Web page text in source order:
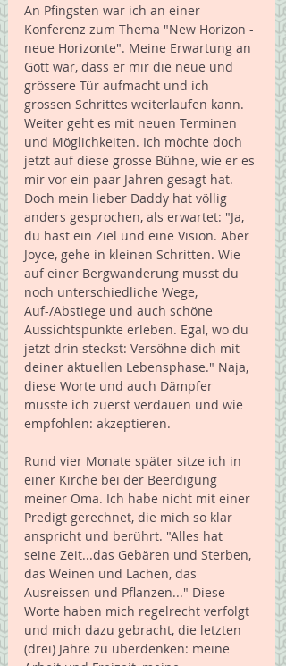
An Pfingsten war ich an einer
Konferenz zum Thema "New Horizon -
neue Horizonte". Meine Erwartung an
Gott war, dass er mir die neue und
grössere Tür aufmacht und ich
grossen Schrittes weiterlaufen kann.
Weiter geht es mit neuen Terminen
und Möglichkeiten. Ich möchte doch
jetzt auf diese grosse Bühne, wie er es
mir vor ein paar Jahren gesagt hat.
Doch mein lieber Daddy hat völlig
anders gesprochen, als erwartet: "Ja,
du hast ein Ziel und eine Vision. Aber
Joyce, gehe in kleinen Schritten. Wie
auf einer Bergwanderung musst du
noch unterschiedliche Wege,
Auf-/Abstiege und auch schöne
Aussichtspunkte erleben. Egal, wo du
jetzt drin steckst: Versöhne dich mit
deiner aktuellen Lebensphase." Naja,
diese Worte und auch Dämpfer
musste ich zuerst verdauen und wie
empfohlen: akzeptieren.
Rund vier Monate später sitze ich in
einer Kirche bei der Beerdigung
meiner Oma. Ich habe nicht mit einer
Predigt gerechnet, die mich so klar
anspricht und berührt. "Alles hat
seine Zeit...das Gebären und Sterben,
das Weinen und Lachen, das
Ausreissen und Pflanzen..." Diese
Worte haben mich regelrecht verfolgt
und mich dazu gebracht, die letzten
(drei) Jahre zu überdenken: meine